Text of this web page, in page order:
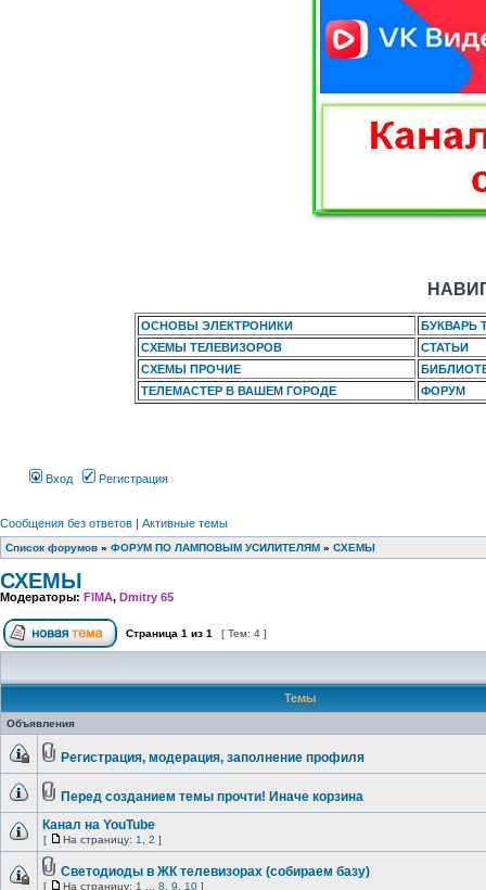
ОСНОВЫ ЭЛЕКТРОНИКИ
БУКВАРЬ
СХЕМЫ ТЕЛЕВИЗОРОВ
СТАТЬИ
СХЕМЫ ПРОЧИЕ
ТЕЛЕМАСТЕР В ВАШЕМ ГОРОДЕ
ФОРУМ
Вход Регистрация
Сообщения без ответов | Активные темы
Список форумов » ФОРУМ ПО ЛАМПОВЫМ УСИЛИТЕЛЯМ » СХЕМЫ
СХЕМЫ
Модераторы: FIMA, Dmitry 65
Страница 1 из 1 [ Тем: 4 ]
Темы
Объявления
Регистрация, модерация, заполнение профиля
Перед созданием темы прочти! Иначе корзина
Канал на YouTube
[ На страницу: 1 2 ]
Светодиоды в ЖК телевизорах (собираем базу)
[ На страницу: 1 8 9 10 ]